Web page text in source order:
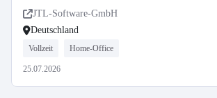
JTL-Software-GmbH
Deutschland
Vollzeit Home-Office
25.07.2026